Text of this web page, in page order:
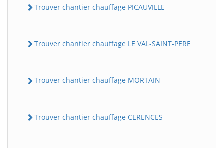
Trouver chantier chauffage PICAUVILLE
Trouver chantier chauffage LE VAL-SAINT-PERE
Trouver chantier chauffage MORTAIN
Trouver chantier chauffage CERENCES